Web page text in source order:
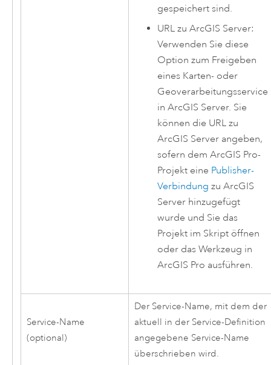
gespeichert sind.
URL zuArcGIS Server:
Verwenden Sie diese
Option zum Freigeben
eines Karten- oder
Geoverarbeitungsservice
inArcGIS Server. Sie
können die URL zu
ArcGIS Server angeben,
sofern demArcGIS Pro-
Projekt eine Publisher-
Verbindung zuArcGIS
Server hinzugefügt
wurde und Sie das
Projekt im Skript öffnen
oder das Werkzeug in
ArcGIS Pro ausführen.
Service-Name
(optional)
Der Service-Name, mit dem der
aktuell in der Service-Definition
angegebene Service-Name
überschrieben wird.